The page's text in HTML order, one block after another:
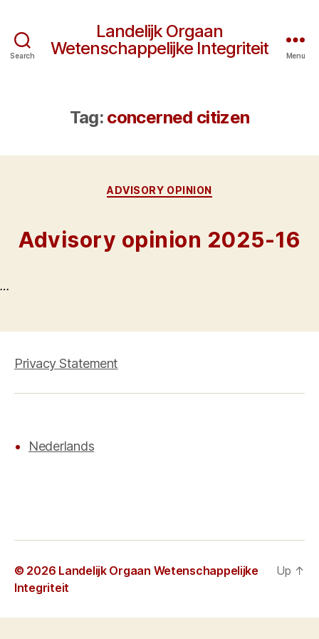
Search
Landelijk Orgaan
Wetenschappelijke Integriteit
Menu
Tag: concerned citizen
Categories
ADVISORY OPINION
Advisory opinion 2025-16
…
Privacy Statement
Nederlands
© 2026 Landelijk Orgaan Wetenschappelijke
Integriteit
Up ↑